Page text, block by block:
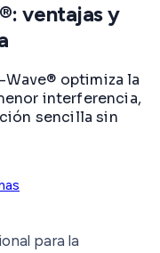
ventajas y
optimiza la
interferencia,
sencilla sin
para la